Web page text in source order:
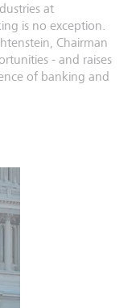
at
is no exception.
Chairman
- and raises
of banking and